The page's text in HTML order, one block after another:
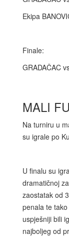
Ekipa
Finale:
GRADAČAC
MALI
Na turniru u
su igrale po
U finalu su
dramatičnoj
zaostatak od
penala te
uspješniji bili
najboljeg od